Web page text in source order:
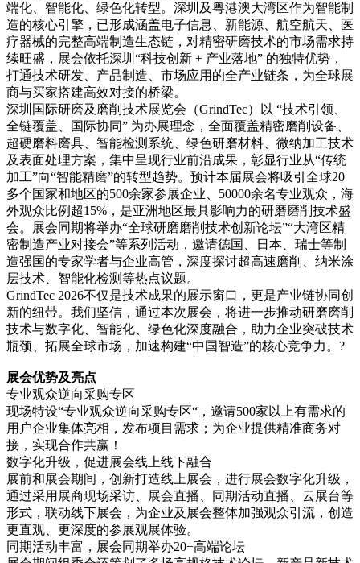
端化、智能化、绿色化转型。深圳及粤港澳大湾区作为智能制
造的核心引擎，已形成涵盖电子信息、新能源、航空航天、医
疗器械的完整高端制造生态链，对精密研磨技术的市场需求持
续旺盛，展会依托深圳“科技创新 + 产业落地” 的独特优势，
打通技术研发、产品制造、市场应用的全产业链条，为全球展
商与买家搭建高效对接的桥梁。
深圳国际研磨及磨削技术展览会（GrindTec）以 “技术引领、
全链覆盖、国际协同” 为办展理念，全面覆盖精密磨削设备、
超硬磨料磨具、智能检测系统、绿色研磨材料、微纳加工技术
及表面处理方案，集中呈现行业前沿成果，彰显行业从“传统
加工”向“智能精磨”的转型趋势。预计本届展会将吸引全球20
多个国家和地区的500余家参展企业、50000余名专业观众，海
外观众比例超15%，是亚洲地区最具影响力的研磨磨削技术盛
会。展会同期将举办“全球研磨磨削技术创新论坛”“大湾区精
密制造产业对接会”等系列活动，邀请德国、日本、瑞士等制
造强国的专家学者与企业高管，深度探讨超高速磨削、纳米涂
层技术、智能化检测等热点议题。
GrindTec 2026不仅是技术成果的展示窗口，更是产业链协同创
新的纽带。我们坚信，通过本次展会，将进一步推动研磨磨削
技术与数字化、智能化、绿色化深度融合，助力企业突破技术
瓶颈、拓展全球市场，加速构建“中国智造”的核心竞争力。?
展会优势及亮点
专业观众逆向采购专区
现场特设“专业观众逆向采购专区“，邀请500家以上有需求的
用户企业集体亮相，发布项目需求；为企业提供精准商务对
接，实现合作共赢！
数字化升级，促进展会线上线下融合
展前和展会期间，创新打造线上展会，进行展会数字化升级，
通过采用展商现场采访、展会直播、同期活动直播、云展台等
形式，联动线下展会，为企业及展会整体加强观众引流，创造
更直观、更深度的参展观展体验。
同期活动丰富，展会同期举办20+高端论坛